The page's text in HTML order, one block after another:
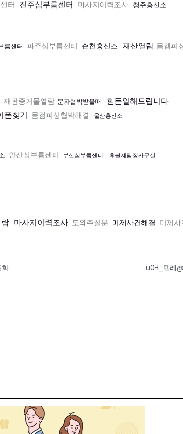
터 진주심부름센터 마사지이력조사 청주흥신소
름센터 파주심부름센터 순천흥신소 재산열람 몸캠피
재판증거물열람 문자협박받을때 힘든일해드립니다
폰찾기 몸캠피싱협박해결 울산흥신소
안산심부름센터 부산심부름센터 후불제탐정사무실
마사지이력조사 도와주실분 미제사건해결 미제사
화 u0H_텔레